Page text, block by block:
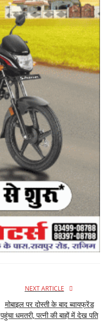
NEXT ARTICLE
मोबाइल पर दोस्ती के बाद ब्वायफ्रेंड
पहुंचा धमतरी, पत्नी की बाहों में देख पति